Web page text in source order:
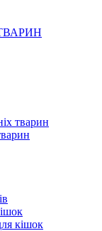
тварин
кішок